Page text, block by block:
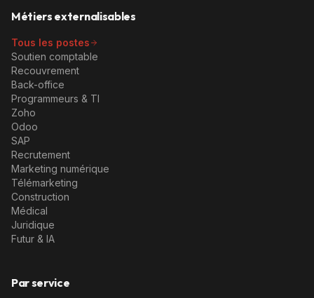
Métiers externalisables
Tous les postes
Soutien comptable
Recouvrement
Back-office
Programmeurs & TI
Zoho
Odoo
SAP
Recrutement
Marketing numérique
Télémarketing
Construction
Médical
Juridique
Futur & IA
Par service